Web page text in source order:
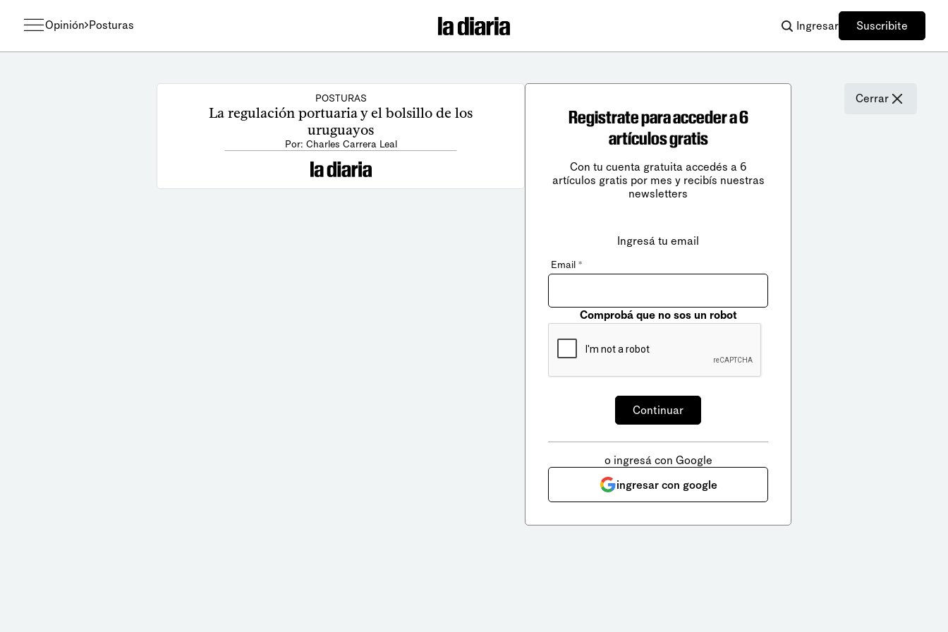
Opinión Posturas Ingresar Suscribite
POSTURAS
La regulación portuaria y el bolsillo de los
uruguayos
Por: Charles Carrera Leal
Cerrar
Registrate para acceder a 6
artículos gratis
Con tu cuenta gratuita accedés a 6
artículos gratis por mes y recibís nuestras
newsletters
Ingresá tu email
Email *
Comprobá que no sos un robot
o ingresá con Google
ingresar con google